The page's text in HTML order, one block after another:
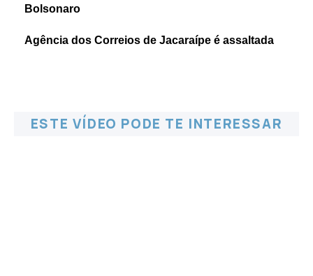
Bolsonaro
Agência dos Correios de Jacaraípe é assaltada
ESTE VÍDEO PODE TE INTERESSAR